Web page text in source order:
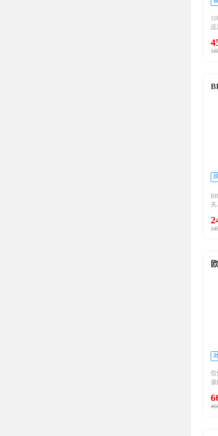
这
风
想
使
管
板
仅
该